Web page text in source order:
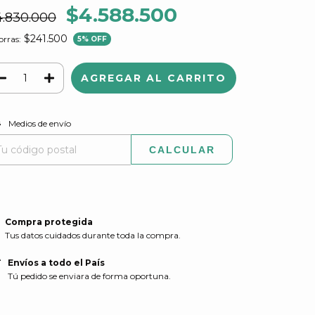
$4.588.500
$241.500 5% OFF
para el CP:
Medios de envío
CALCULAR
Compra protegida
Tus datos cuidados durante toda la compra.
Envíos a todo el País
Tú pedido se enviara de forma oportuna.